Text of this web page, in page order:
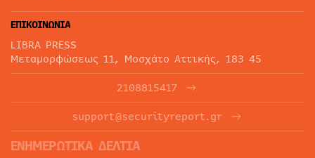
ΕΠΙΚΟΙΝΩΝΙΑ
LIBRA PRESS
Μεταμορφώσεως 11, Μοσχάτο Αττικής, 183 45
2108815417
support@securityreport.gr
ΕΝΗΜΕΡΩΤΙΚΑ ΔΕΛΤΙΑ